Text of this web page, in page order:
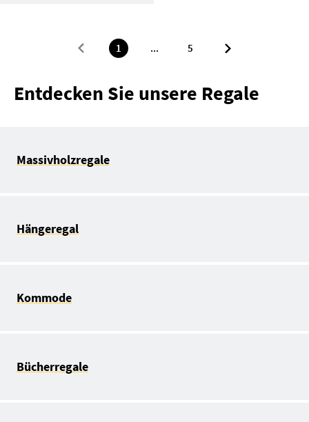
1 ... 5
Entdecken Sie unsere Regale
Massivholzregale
Hängeregal
Kommode
Bücherregale